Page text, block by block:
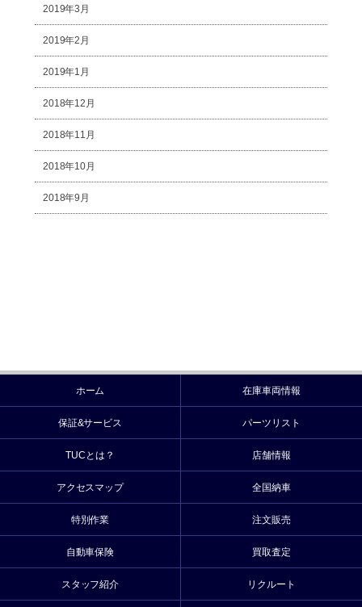
2019年3月
2019年2月
2019年1月
2018年12月
2018年11月
2018年10月
2018年9月
ホーム 在庫車両情報
保証&サービス パーツリスト
TUCとは？ 店舗情報
アクセスマップ 全国納車
特別作業 注文販売
自動車保険 買取査定
スタッフ紹介 リクルート